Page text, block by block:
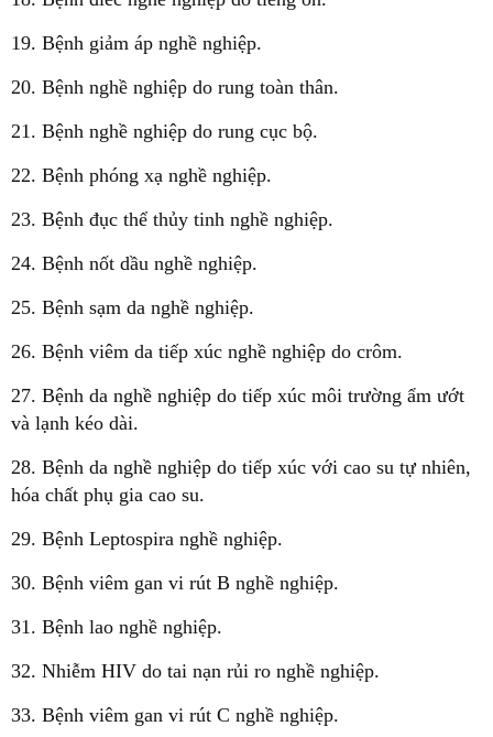
19. Bệnh giảm áp nghề nghiệp.
20. Bệnh nghề nghiệp do rung toàn thân.
21. Bệnh nghề nghiệp do rung cục bộ.
22. Bệnh phóng xạ nghề nghiệp.
23. Bệnh đục thể thủy tinh nghề nghiệp.
24. Bệnh nốt dầu nghề nghiệp.
25. Bệnh sạm da nghề nghiệp.
26. Bệnh viêm da tiếp xúc nghề nghiệp do crôm.
27. Bệnh da nghề nghiệp do tiếp xúc môi trường ẩm ướt
và lạnh kéo dài.
28. Bệnh da nghề nghiệp do tiếp xúc với cao su tự nhiên,
hóa chất phụ gia cao su.
29. Bệnh Leptospira nghề nghiệp.
30. Bệnh viêm gan vi rút B nghề nghiệp.
31. Bệnh lao nghề nghiệp.
32. Nhiễm HIV do tai nạn rủi ro nghề nghiệp.
33. Bệnh viêm gan vi rút C nghề nghiệp.